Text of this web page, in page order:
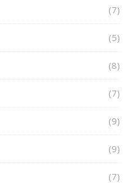
(7)
(5)
(8)
(7)
(9)
(9)
(7)